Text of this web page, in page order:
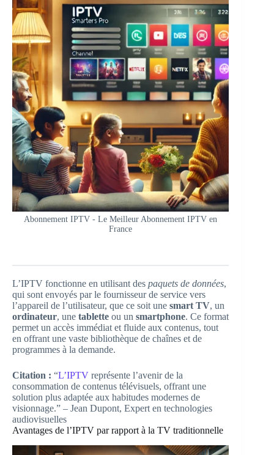
Abonnement IPTV - Le Meilleur Abonnement IPTV en
France
L’IPTV fonctionne en utilisant des paquets de données,
qui sont envoyés par le fournisseur de service vers
l’appareil de l’utilisateur, que ce soit une smart TV, un
ordinateur, une tablette ou un smartphone. Ce format
permet un accès immédiat et fluide aux contenus, tout
en offrant une vaste bibliothèque de chaînes et de
programmes à la demande.
Citation : “L’IPTV représente l’avenir de la
consommation de contenus télévisuels, offrant une
solution plus adaptée aux habitudes modernes de
visionnage.” – Jean Dupont, Expert en technologies
audiovisuelles
Avantages de l’IPTV par rapport à la TV traditionnelle